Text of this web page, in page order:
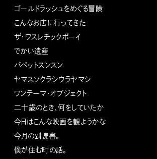
ゴールドラッシュをめぐる冒険
こんなお店に行ってきた
ザ・ワスレチックボーイ
でかい遺産
パペットスンスン
ヤマスソクラシウラヤマシ
ワンテーマ・オブジェクト
二十歳のとき、何をしていたか
今日はこんな映画を観ようかな
今月の副読書。
僕が住む町の話。